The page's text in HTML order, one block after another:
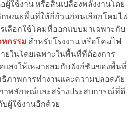
ผู้ใช้งาน หรือสิ้นเปลืองพลังงานโดย
กษณะพื้นที่ให้ถี่ถ้วนก่อนเลือกโคมไฟ
รเลือกใช้โคมที่ออกแบบมาเฉพาะกับ
กรรม สำหรับโรงงาน หรือโคมไฟ
ยในโดยเฉพาะในพื้นที่ที่ต้องการ
แสงให้เหมาะสมกับฟังก์ชันของพื้นที่
ธิภาพการทำงานและความปลอดภัย
ภาพลักษณ์และสร้างประสบการณ์ที่ดี
บผู้ใช้งานอีกด้วย